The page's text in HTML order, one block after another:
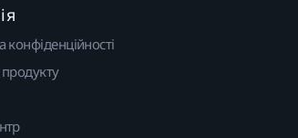
конфіденційності